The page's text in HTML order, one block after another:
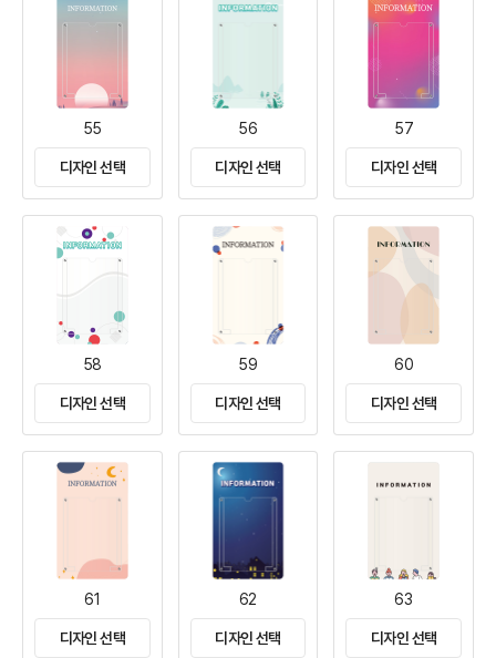
55
디자인 선택
56
디자인 선택
57
디자인 선택
58
디자인 선택
59
디자인 선택
60
디자인 선택
61
디자인 선택
62
디자인 선택
63
디자인 선택